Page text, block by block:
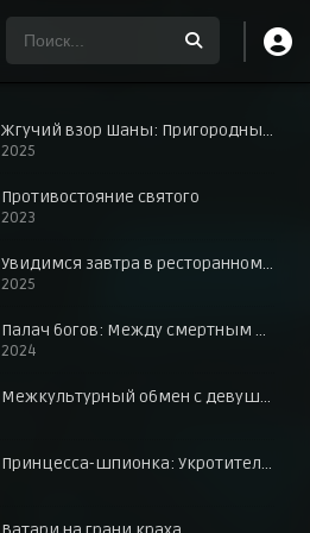
Жгучий взор Шаны: Пригородные знания о любви в горячих источниках!
2025
Противостояние святого
2023
Увидимся завтра в ресторанном дворике
2025
Палач богов: Между смертным и божественным царством
2024
Межкультурный обмен с девушкой у игровых автоматов
Принцесса-шпионка: Укротитель короны. Фильм третий